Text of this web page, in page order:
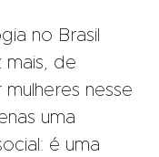
no Brasil
de
mulheres nesse
uma
é uma